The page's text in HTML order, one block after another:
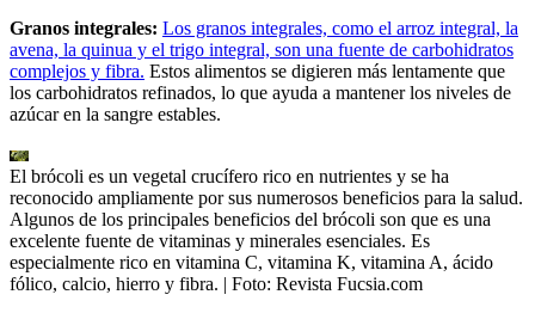
Granos integrales: Los granos integrales, como el arroz integral, la
avena, la quinua y el trigo integral, son una fuente de carbohidratos
complejos y fibra. Estos alimentos se digieren más lentamente que
los carbohidratos refinados, lo que ayuda a mantener los niveles de
azúcar en la sangre estables.
El brócoli es un vegetal crucífero rico en nutrientes y se ha
reconocido ampliamente por sus numerosos beneficios para la salud.
Algunos de los principales beneficios del brócoli son que es una
excelente fuente de vitaminas y minerales esenciales. Es
especialmente rico en vitamina C, vitamina K, vitamina A, ácido
fólico, calcio, hierro y fibra. | Foto: Revista Fucsia.com